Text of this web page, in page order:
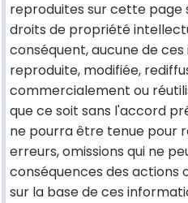
reproduites sur cette page
droits de propriété
conséquent, aucune de
reproduite, modifiée,
commercialement ou
que ce soit sans l'accord
ne pourra être tenue pour
erreurs, omissions qui ne
conséquences des actions
sur la base de ces